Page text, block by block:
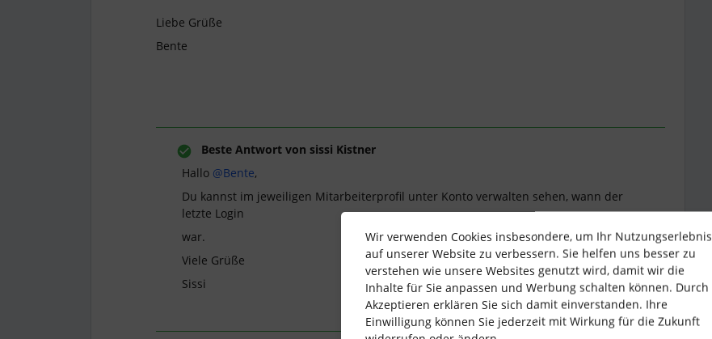
Liebe Grüße
Bente
Beste Antwort von sissi Kistner
Hallo @Bente,
Du kannst im jeweiligen Mitarbeiterprofil unter Konto verwalten sehen, wann der
letzte Login
war.
Viele Grüße
Sissi
Wir verwenden Cookies insbesondere, um Ihr Nutzungserlebnis
auf unserer Website zu verbessern. Sie helfen uns besser zu
verstehen wie unsere Websites genutzt wird, damit wir die
Inhalte für Sie anpassen und Werbung schalten können. Durch
Akzeptieren erklären Sie sich damit einverstanden. Ihre
Einwilligung können Sie jederzeit mit Wirkung für die Zukunft